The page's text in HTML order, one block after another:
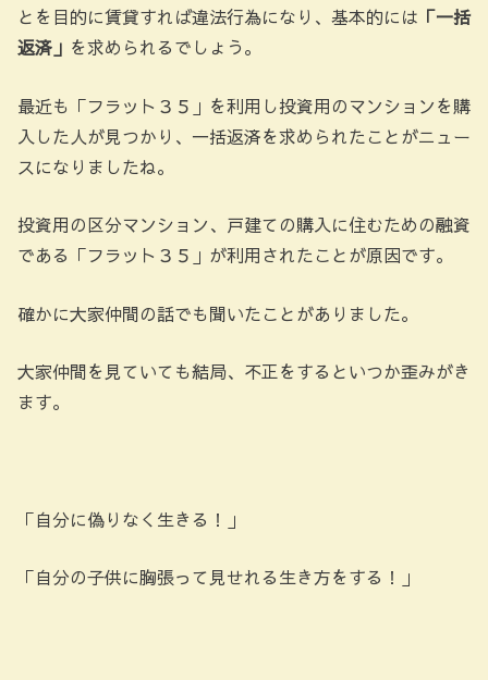
とを目的に賃貸すれば違法行為になり、基本的には 「一括
返済」 を求められるでしょう。
最近も「フラット３５」を利用し投資用のマンションを購
入した人が見つかり、一括返済を求められたことがニュー
スになりましたね。
投資用の区分マンション、戸建ての購入に住むための融資
である「フラット３５」が利用されたことが原因です。
確かに大家仲間の話でも聞いたことがありました。
大家仲間を見ていても結局、不正をするといつか歪みがき
ます。
「自分に偽りなく生きる！」
「自分の子供に胸張って見せれる生き方をする！」